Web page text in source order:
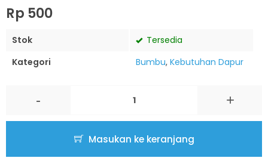
Rp 500
Stok
Tersedia
Kategori
Bumbu, Kebutuhan Dapur
- +
Masukan ke keranjang